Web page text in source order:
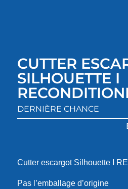
CUTTER
SILHOUETTE I
DERNIÈRE CHANCE
Cutter escargot Silhouette I
Pas l’emballage d’origine